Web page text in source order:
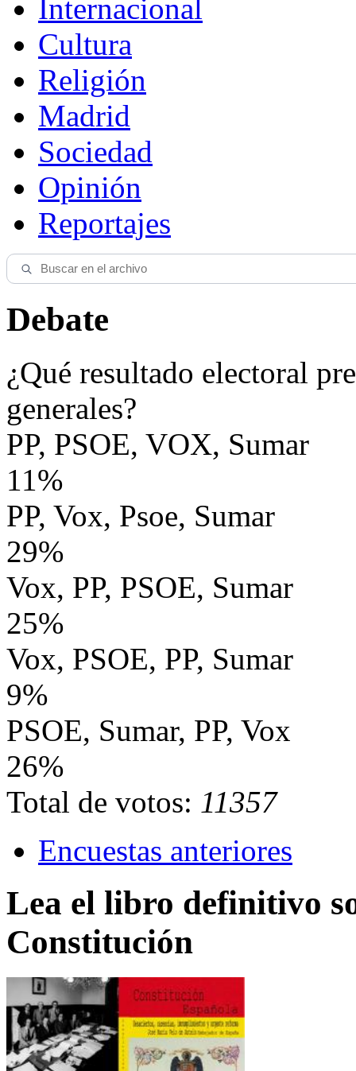
Internacional
Cultura
Religión
Madrid
Sociedad
Opinión
Reportajes
Debate
¿Qué resultado electoral
generales?
PP, PSOE, VOX, Sumar
11%
PP, Vox, Psoe, Sumar
29%
Vox, PP, PSOE, Sumar
25%
Vox, PSOE, PP, Sumar
9%
PSOE, Sumar, PP, Vox
26%
Total de votos: 11357
Encuestas anteriores
Lea el libro definitivo
Constitución